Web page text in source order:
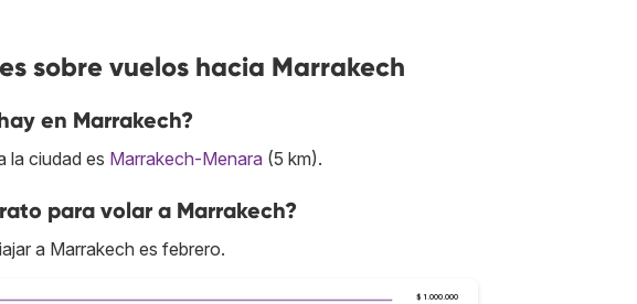
sobre vuelos hacia Marrakech
en Marrakech?
la ciudad es Marrakech-Menara (5 km).
para volar a Marrakech?
a Marrakech es febrero.
$ 1.000.000